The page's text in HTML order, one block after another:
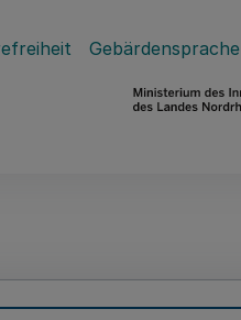
Gebärdensprache